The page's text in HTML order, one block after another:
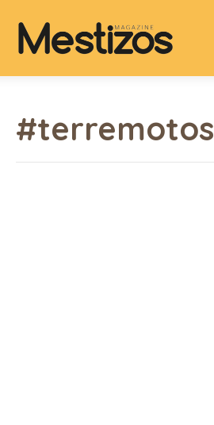
#terremotos